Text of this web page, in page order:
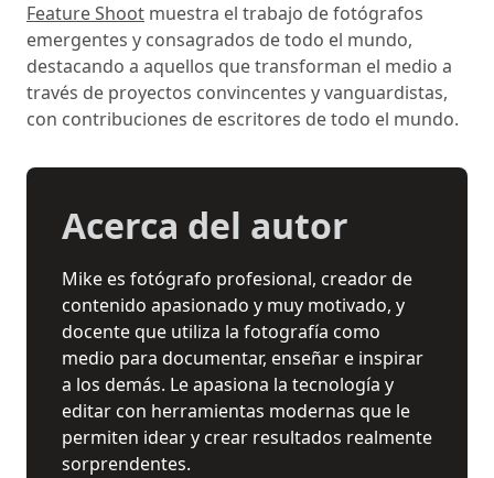
Feature Shoot muestra el trabajo de fotógrafos
emergentes y consagrados de todo el mundo,
destacando a aquellos que transforman el medio a
través de proyectos convincentes y vanguardistas,
con contribuciones de escritores de todo el mundo.
Acerca del autor
Mike es fotógrafo profesional, creador de
contenido apasionado y muy motivado, y
docente que utiliza la fotografía como
medio para documentar, enseñar e inspirar
a los demás. Le apasiona la tecnología y
editar con herramientas modernas que le
permiten idear y crear resultados realmente
sorprendentes.